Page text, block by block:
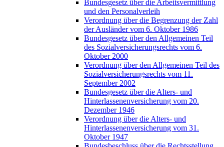
Bundesgesetz über die Arbeitsvermittlung
und den Personalverleih
Verordnung über die Begrenzung der Zahl
der Ausländer vom 6. Oktober 1986
Bundesgesetz über den Allgemeinen Teil
des Sozialversicherungsrechts vom 6.
Oktober 2000
Verordnung über den Allgemeinen Teil des
Sozialversicherungsrechts vom 11.
September 2002
Bundesgesetz über die Alters- und
Hinterlassenenversicherung vom 20.
Dezember 1946
Verordnung über die Alters- und
Hinterlassenenversicherung vom 31.
Oktober 1947